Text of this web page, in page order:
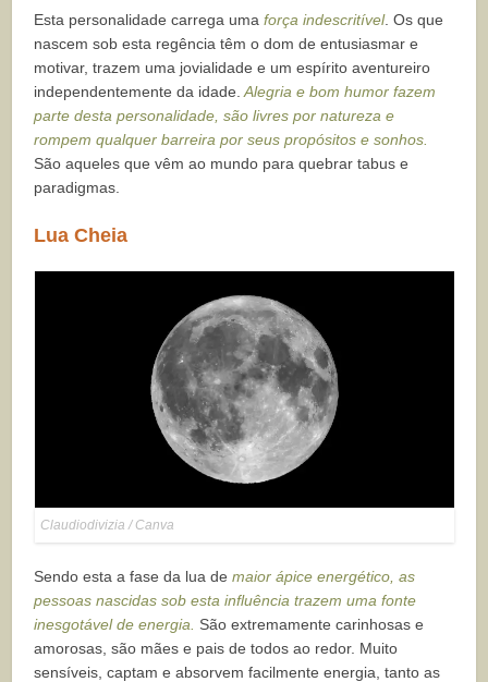
Esta personalidade carrega umaforça indescritível. Os que
nascem sob esta regência têm o dom de entusiasmar e
motivar, trazem uma jovialidade e um espírito aventureiro
independentemente da idade.Alegria e bom humor fazem
parte desta personalidade, são livres por natureza e
rompem qualquer barreira por seus propósitos e sonhos.
São aqueles que vêm ao mundo para quebrar tabus e
paradigmas.
Lua Cheia
Claudiodivizia / Canva
Sendo esta a fase da lua demaior ápice energético, as
pessoas nascidas sob esta influência trazem uma fonte
inesgotável de energia. São extremamente carinhosas e
amorosas, são mães e pais de todos ao redor. Muito
sensíveis, captam e absorvem facilmente energia, tanto as